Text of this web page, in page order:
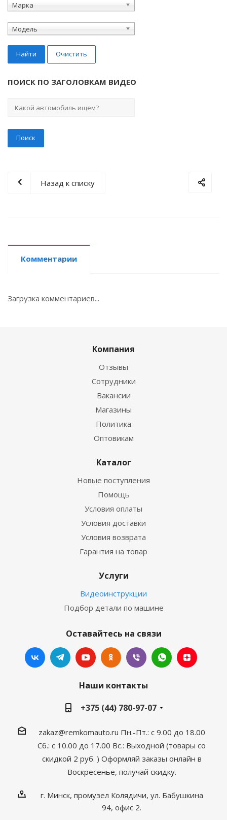
Марка
Модель
Найти Очистить
ПОИСК ПО ЗАГОЛОВКАМ ВИДЕО
Назад к списку
Комментарии
Загрузка комментариев...
Компания
Отзывы
Сотрудники
Вакансии
Магазины
Политика
Оптовикам
Каталог
Новые поступления
Помощь
Условия оплаты
Условия доставки
Условия возврата
Гарантия на товар
Услуги
Видеоинструкции
Подбор детали по машине
Оставайтесь на связи
Наши контакты
+375 (44) 780-97-07
zakaz@remkomauto.ru Пн.-Пт.: с 9.00 до 18.00
Сб.: с 10.00 до 17.00 Вс.: Выходной (товары со
скидкой 2 руб. ) Оформляй заказы онлайн в
Воскресенье, получай скидку.
г. Минск, промузел Колядичи, ул. Бабушкина
94, офис 2.